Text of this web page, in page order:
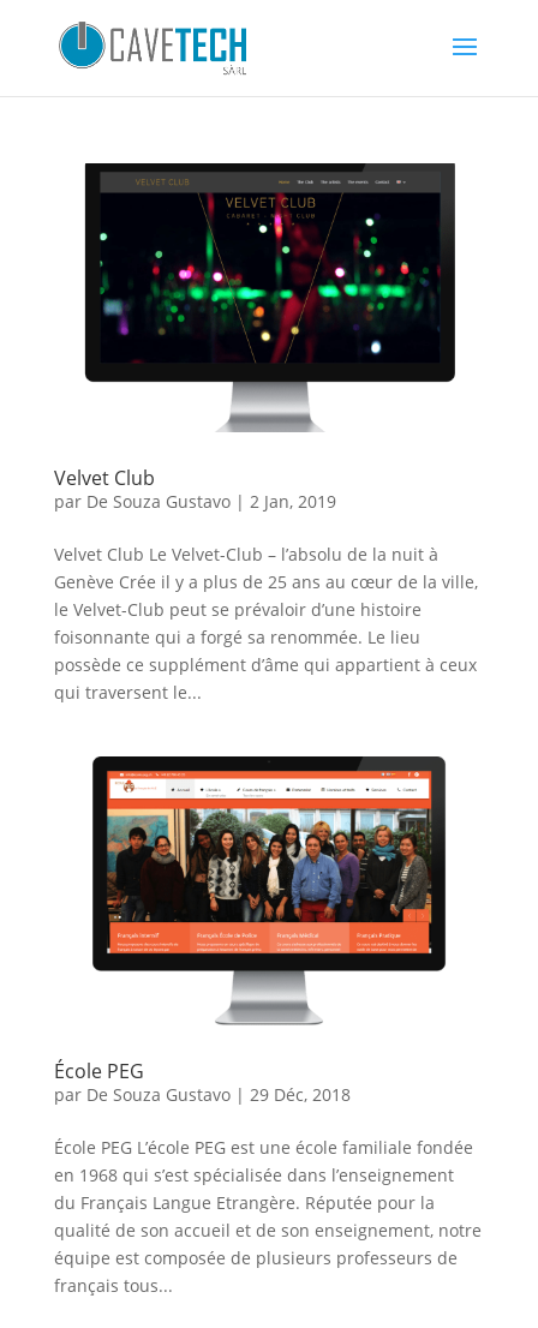
Velvet Club
par De Souza Gustavo| 2 Jan, 2019
Velvet Club Le Velvet-Club – l’absolu de la nuit à
Genève Crée il y a plus de 25 ans au cœur de la ville,
le Velvet-Club peut se prévaloir d’une histoire
foisonnante qui a forgé sa renommée. Le lieu
possède ce supplément d’âme qui appartient à ceux
qui traversent le...
École PEG
par De Souza Gustavo| 29 Déc, 2018
École PEG L’école PEG est une école familiale fondée
en 1968 qui s’est spécialisée dans l’enseignement
du Français Langue Etrangère. Réputée pour la
qualité de son accueil et de son enseignement, notre
équipe est composée de plusieurs professeurs de
français tous...